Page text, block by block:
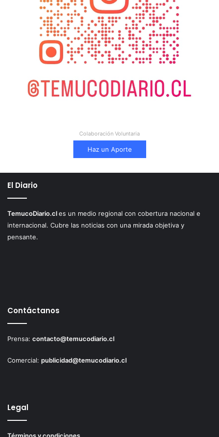
Colaboración Voluntaria
Haz un Aporte
El Diario
TemucoDiario.cles un medio regional con cobertura nacional e
internacional. Cubre las noticias con una mirada objetiva y
pensante.
Contáctanos
Prensa: contacto@temucodiario.cl
Comercial: publicidad@temucodiario.cl
Legal